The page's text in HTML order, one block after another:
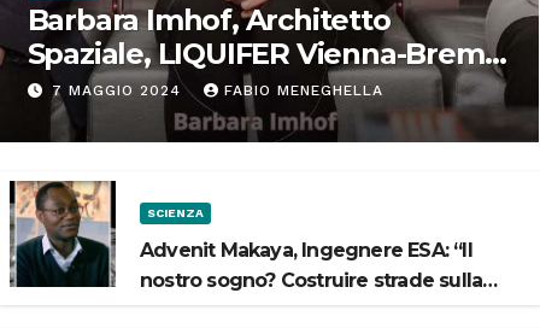
Barbara Imhof, Architetto
Spaziale, LIQUIFER Vienna-Brema:
“Progettiamo habitat per lo
Spazio”
7 MAGGIO 2024 FABIO MENEGHELLA
SCIENZA
Advenit Makaya, Ingegnere ESA: “Il
nostro sogno? Costruire strade sulla